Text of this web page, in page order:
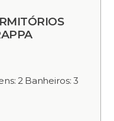
2 Banheiros: 3